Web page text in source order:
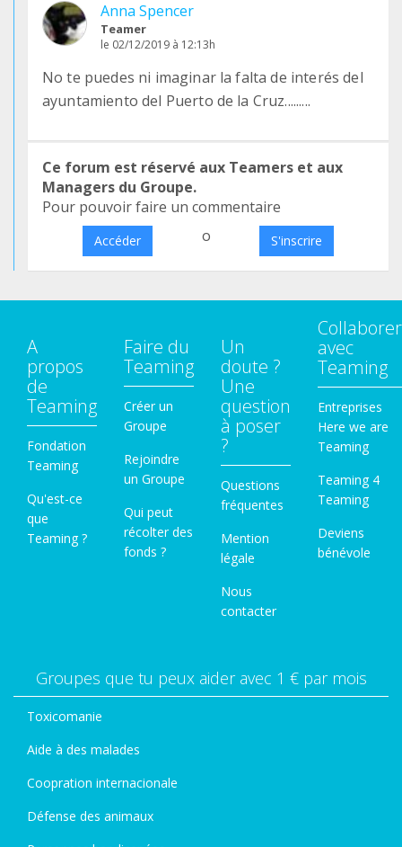
Anna Spencer
Teamer
le 02/12/2019 à 12:13h
No te puedes ni imaginar la falta de interés del
ayuntamiento del Puerto de la Cruz.........
Ce forum est réservé aux Teamers et aux
Managers du Groupe.
Pour pouvoir faire un commentaire
Accéder o S'inscrire
A
propos
de
Teaming
Fondation
Teaming
Qu'est-ce
que
Teaming ?
Faire du
Teaming
Créer un
Groupe
Rejoindre
un Groupe
Qui peut
récolter des
fonds ?
Un
doute ?
Une
question
à poser
?
Questions
fréquentes
Mention
légale
Nous
contacter
Collaborer
avec
Teaming
Entreprises
Here we are
Teaming
Teaming 4
Teaming
Deviens
bénévole
Groupes que tu peux aider avec 1 € par mois
Toxicomanie
Aide à des malades
Coopration internacionale
Défense des animaux